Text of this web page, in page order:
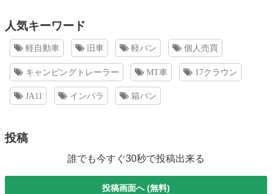
人気キーワード
軽自動車 旧車 軽バン 個人売買
キャンピングトレーラー MT車 17クラウン
JA11 インパラ 箱バン
投稿
誰でも今すぐ30秒で投稿出来る
投稿画面へ (無料)